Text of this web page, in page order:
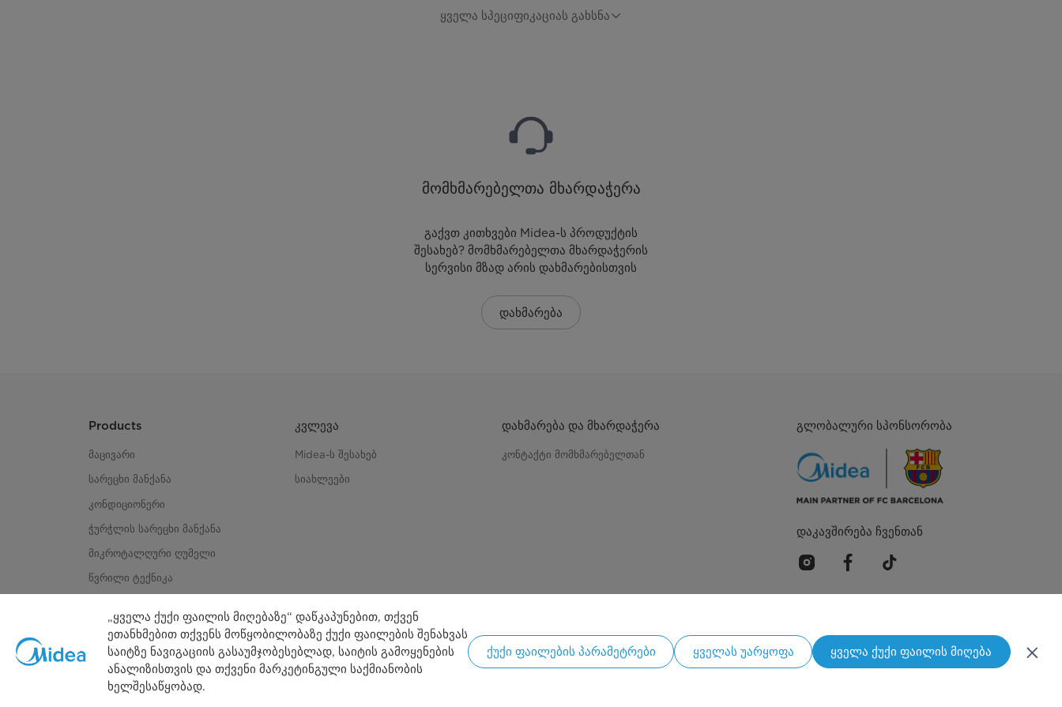
დეფროსტი
გრილი
ორმაგი გრილი
ორმაგი გრილი ვენტილატორით
სიმძლავრე ღუმელი 2880 ვატიანი მიკროტალღური ღუმელი 1500 ვატიანი
ყველა სპეციფიკაციას გახსნა
მომხმარებელთა მხარდაჭერა
გაქვთ კითხვები Midea-ს პროდუქტის
შესახებ? მომხმარებელთა მხარდაჭერის
სერვისი მზად არის დახმარებისთვის
დახმარება
Products
მაცივარი
სარეცხი მანქანა
კონდიციონერი
ჭურჭლის სარეცხი მანქანა
მიკროტალღური ღუმელი
წვრილი ტექნიკა
კვლევა
Midea-ს შესახებ
სიახლეები
დახმარება და მხარდაჭერა
კონტაქტი მომხმარებელთან
გლობალური სპონსორობა
დაკავშირება ჩვენთან
Copyright 2026 Copyright Midea. ყველა უფლება დაცულია.
„ყველა ქუქი ფაილის მიღებაზე“ დაწკაპუნებით, თქვენ
ეთანხმებით თქვენს მოწყობილობაზე ქუქი ფაილების შენახვას
საიტზე ნავიგაციის გასაუმჯობესებლად, საიტის გამოყენების
ანალიზისთვის და თქვენი მარკეტინგული საქმიანობის
ხელშესაწყობად.
ქუქი ფაილების პარამეტრები ყველას უარყოფა ყველა ქუქი ფაილის მიღება